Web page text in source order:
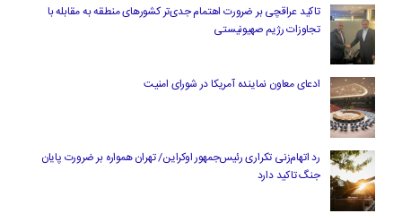
تاکید عراقچی بر ضرورت اهتمام جدی‌تر کشورهای منطقه به مقابله با
تجاوزات رژیم صهیونیستی
ادعای معاون نماینده آمریکا در شورای امنیت
رد اتهام‌زنی تکراری رئیس‌جمهور اوکراین/ تهران همواره بر ضرورت پایان
جنگ تاکید دارد